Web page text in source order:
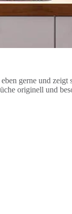
gerne und zeigt
originell und